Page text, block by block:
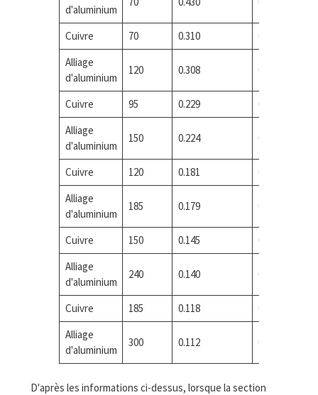
d'aluminium
Cuivre 70 0.310
0.134
Alliage
d'aluminium
120 0.308 0.120
Cuivre 95 0.229
0.105
Alliage
d'aluminium
150 0.224 0.101
Cuivre 120 0.181
0.087
Alliage
d'aluminium
185 0.179 0.080
Cuivre 150 0.145
0.074
Alliage
d'aluminium
240 0.140 0.071
Cuivre 185 0.118
0.064
Alliage
d'aluminium
300 0.112 0.059
D'après les informations ci-dessus, lorsque la section